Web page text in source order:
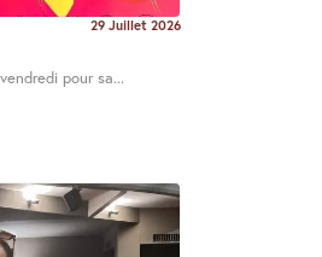
29 Juillet 2026
pour sa...